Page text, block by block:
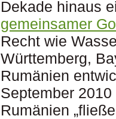
Dekade hinaus
gemeinsamer
Recht wie
Württemberg,
Rumänien
September
Rumänien